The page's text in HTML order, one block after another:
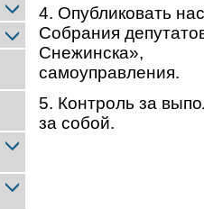
4. Опубликовать
Собрания
Снежинcка»,
самоуправления.
5. Контроль за
за собой.